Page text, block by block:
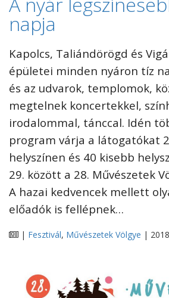
napja
Kapolcs, Taliándörögd és
épületei minden nyáron tíz
és az udvarok, templomok,
megtelnek koncertekkel,
irodalommal, tánccal. Idén
program várja a látogatókat
helyszínen és 40 kisebb
29. között a 28. Művészetek
A hazai kedvencek mellett
előadók is fellépnek…
| Fesztivál, Művészetek Völgye |